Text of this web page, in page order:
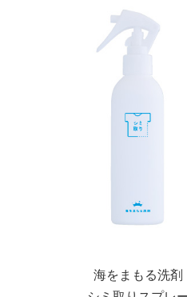
海をまもる洗剤